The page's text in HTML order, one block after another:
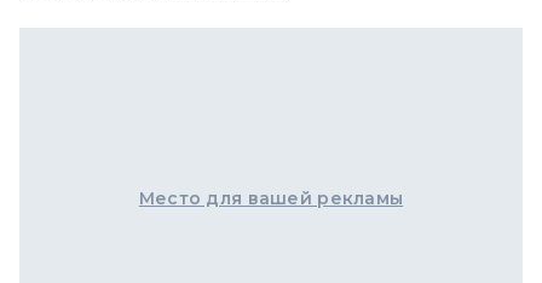
Место для вашей рекламы